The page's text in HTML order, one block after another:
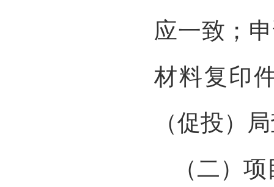
应一致；
材料复印
（促投）
（二）